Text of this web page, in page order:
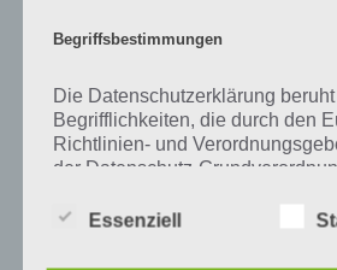
Begriffsbestimmungen
Die Datenschutzerklärung
Begrifflichkeiten, die durch den
Richtlinien- und
der Datenschutz-
soll sowohl für die Öffentlichkeit
lesbar und verständlich sein. Um
Essenziell